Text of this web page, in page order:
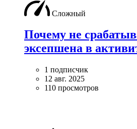
Сложный
Почему не
эксепшена в
1 подписчик
12 авг. 2025
110 просмотров